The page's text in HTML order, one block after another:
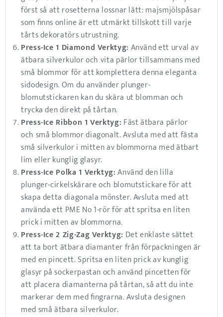
först så att rosetterna lossnar lätt: majsmjölspåsar
som finns online är ett utmärkt tillskott till varje
tårts dekoratörs utrustning.
Press-Ice 1 Diamond Verktyg: Använd ett urval av
ätbara silverkulor och vita pärlor tillsammans med
små blommor för att komplettera denna eleganta
sidodesign. Om du använder plunger-
blomutstickaren kan du skära ut blomman och
trycka den direkt på tårtan.
Press-Ice Ribbon 1 Verktyg: Fäst ätbara pärlor
och små blommor diagonalt. Avsluta med att fästa
små silverkulor i mitten av blommorna med ätbart
lim eller kunglig glasyr.
Press-Ice Polka 1 Verktyg:Använd den lilla
plunger-cirkelskärare och blomutstickare för att
skapa detta diagonala mönster. Avsluta med att
använda ett PME No 1-rör för att spritsa en liten
prick i mitten av blommorna.
Press-Ice 2 Zig-Zag Verktyg: Det enklaste sättet
att ta bort ätbara diamanter från förpackningen är
med en pincett. Spritsa en liten prick av kunglig
glasyr på sockerpastan och använd pincetten för
att placera diamanterna på tårtan, så att du inte
markerar dem med fingrarna. Avsluta designen
med små ätbara silverkulor.